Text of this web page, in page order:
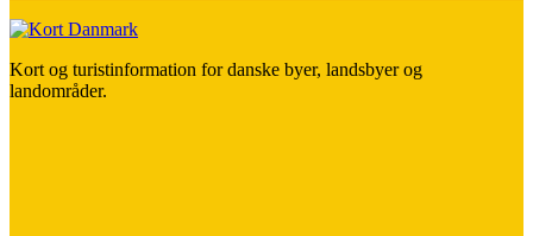
Kort og turistinformation for danske byer, landsbyer og
landområder.